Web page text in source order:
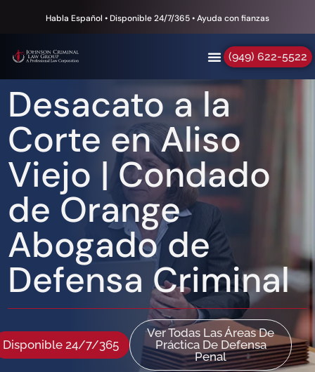
Habla Español • Disponible 24/7/365 • Ayuda con fianzas
(949) 622-5522
Desacato a la
Corte en Aliso
Viejo | Condado
de Orange
Abogado de
Defensa Criminal
Disponible 24/7/365
Ver Todas Las Áreas De
Práctica De Defensa
Penal